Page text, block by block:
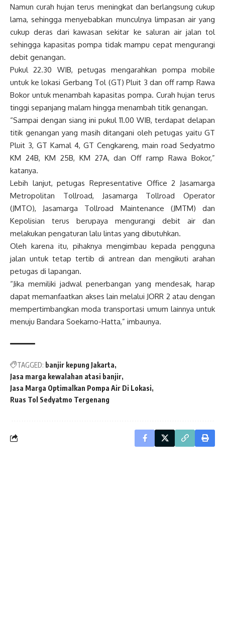
Namun curah hujan terus meningkat dan berlangsung cukup
lama, sehingga menyebabkan munculnya limpasan air yang
cukup deras dari kawasan sekitar ke saluran air jalan tol
sehingga kapasitas pompa tidak mampu cepat mengurangi
debit genangan.
Pukul 22.30 WIB, petugas mengarahkan pompa mobile
untuk ke lokasi Gerbang Tol (GT) Pluit 3 dan off ramp Rawa
Bokor untuk menambah kapasitas pompa. Curah hujan terus
tinggi sepanjang malam hingga menambah titik genangan.
“Sampai dengan siang ini pukul 11.00 WIB, terdapat delapan
titik genangan yang masih ditangani oleh petugas yaitu GT
Pluit 3, GT Kamal 4, GT Cengkareng, main road Sedyatmo
KM 24B, KM 25B, KM 27A, dan Off ramp Rawa Bokor,”
katanya.
Lebih lanjut, petugas Representative Office 2 Jasamarga
Metropolitan Tollroad, Jasamarga Tollroad Operator
(JMTO), Jasamarga Tollroad Maintenance (JMTM) dan
Kepolisian terus berupaya mengurangi debit air dan
melakukan pengaturan lalu lintas yang dibutuhkan.
Oleh karena itu, pihaknya mengimbau kepada pengguna
jalan untuk tetap tertib di antrean dan mengikuti arahan
petugas di lapangan.
“Jika memiliki jadwal penerbangan yang mendesak, harap
dapat memanfaatkan akses lain melalui JORR 2 atau dengan
mempertimbangkan moda transportasi umum lainnya untuk
menuju Bandara Soekarno-Hatta,” imbaunya.
TAGGED: banjir kepung Jakarta
Jasa marga kewalahan atasi banjir
Jasa Marga Optimalkan Pompa Air Di Lokasi
Ruas Tol Sedyatmo Tergenang